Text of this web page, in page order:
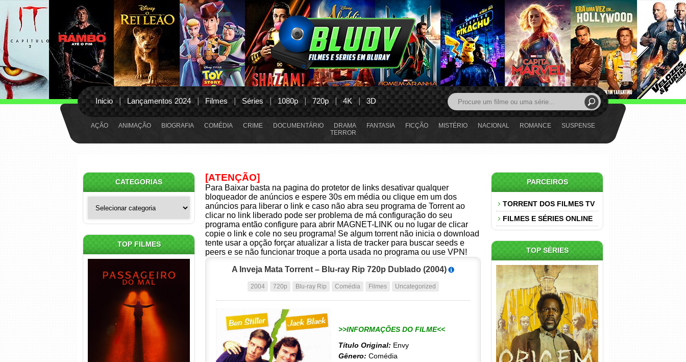
Inicio Lançamentos 2024 Filmes Séries 1080p 720p 4K 3D
AÇÃO ANIMAÇÃO BIOGRAFIA COMÉDIA CRIME DOCUMENTÁRIO DRAMA FANTASIA FICÇÃO MISTÉRIO NACIONAL ROMANCE
SUSPENSE
TERROR
[ATENÇÃO]
Para Baixar basta na pagina do protetor de links desativar qualquer
bloqueador de anúncios e espere 30s em média ou clique em um dos
anúncios para liberar o link e caso não abra seu programa de Torrent ao
clicar no link liberado pode ser problema de má configuração do seu
programa então configure para abrir MAGNET-LINK ou no lugar de clicar
copie o link e cole no seu programa! Se algum torrent não inicia o download
tente usar a opção forçar atualizar a lista de tracker para buscar seeds e
peers e se não funcionar troque a porta usada no programa ou use VPN!
A Inveja Mata Torrent – Blu-ray Rip 720p Dublado (2004)
2004 720p Blu-ray Rip Comédia Filmes Uncategorized
>>INFORMAÇÕES DO FILME<<
Título Original: Envy
Gênero: Comédia
CATEGORIAS
TOP FILMES
Passageiro do Mal Torrent
(2026) WEB-DL 1080p Dual
Áudio
PARCEIROS
TORRENT DOS FILMES TV
FILMES E SÉRIES ONLINE
TOP SÉRIES
Origem 4ª Temporada Torrent
(2026) WEB-DL 1080p/4K
Dual Áudio